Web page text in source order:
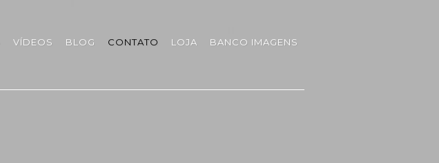
VÍDEOS BLOG CONTATO LOJA BANCO IMAGENS